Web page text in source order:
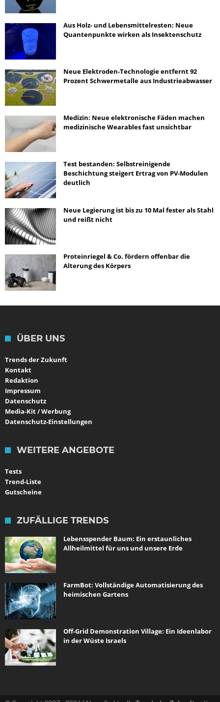
Aus Holz- und Lebensmittelresten: Neue
Quantenpunkte wirken als Insektenschutz
Neue Elektroden-Technologie entfernt 92
Prozent Schwermetalle aus Industrieabwasser
Medizin: Neue elektronische Fäden machen
medizinische Wearables fast unsichtbar
Test bestanden: Selbstreinigende
Beschichtung steigert Ertrag von PV-Modulen
deutlich
Neue Legierung ist bis zu 10 Mal fester als Stahl
und reißt nicht
Proteinriegel & Co. fördern offenbar die
Alterung des Körpers
ÜBER UNS
Trends der Zukunft
Kontakt
Redaktion
Impressum
Datenschutz
Media-Kit / Werbung
Datenschutz-Einstellungen
WEITERE ANGEBOTE
Tests
Trend-Liste
Gutscheine
ZUFÄLLIGE TRENDS
Lebensspender Baum: Ein erstaunliches
Allheilmittel für uns und unsere Erde
FarmBot: Vollständige Automatisierung des
heimischen Gartens
Off-Grid Demonstration Village: Ein Ideenlabor
in der Wüste Israels